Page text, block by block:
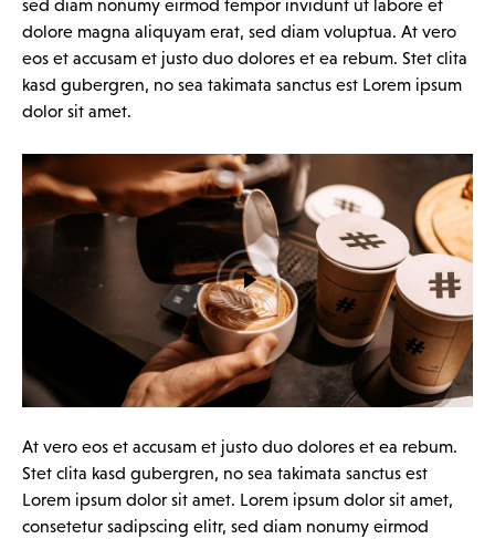
sed diam nonumy eirmod tempor invidunt ut labore et
dolore magna aliquyam erat, sed diam voluptua. At vero
eos et accusam et justo duo dolores et ea rebum. Stet clita
kasd gubergren, no sea takimata sanctus est Lorem ipsum
dolor sit amet.
At vero eos et accusam et justo duo dolores et ea rebum.
Stet clita kasd gubergren, no sea takimata sanctus est
Lorem ipsum dolor sit amet. Lorem ipsum dolor sit amet,
consetetur sadipscing elitr, sed diam nonumy eirmod